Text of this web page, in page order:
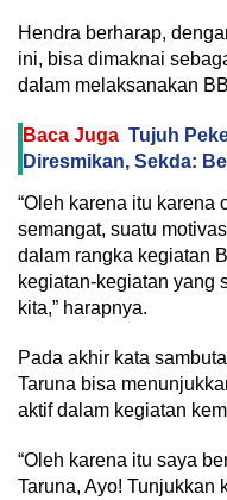
Hendra berharap,
ini, bisa dimaknai
dalam melaksanakan
Baca Juga Tujuh
Diresmikan, Sekda:
“Oleh karena itu karena
semangat, suatu
dalam rangka kegiatan
kegiatan-kegiatan yang
kita,” harapnya.
Pada akhir kata
Taruna bisa
aktif dalam kegiatan
“Oleh karena itu saya
Taruna, Ayo! Tunjukkan